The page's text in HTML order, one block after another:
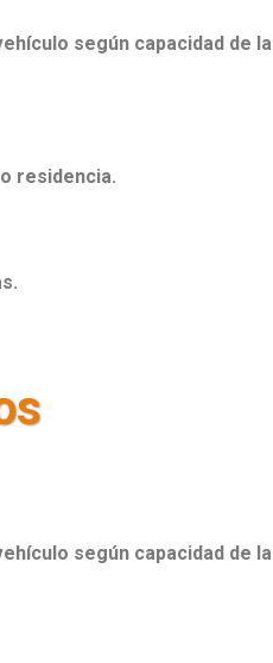
según capacidad de
residencia.
según capacidad de